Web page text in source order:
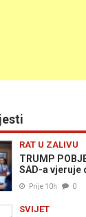
RAT U ZALIVU
TRUMP
SAD-a vjeruje
Prije 10h 0
SVIJET